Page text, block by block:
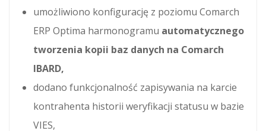
umożliwiono konfigurację z poziomu Comarch
ERP Optima harmonogramu automatycznego
tworzenia kopii baz danych na Comarch
IBARD,
dodano funkcjonalność zapisywania na karcie
kontrahenta historii weryfikacji statusu w bazie
VIES,